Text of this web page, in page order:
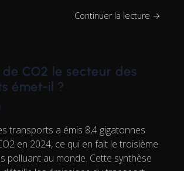
Continuer la lecture →
CO2 le secteur des
émet-il ?
transports a émis 8,4 gigatonnes
en 2024, ce qui en fait le troisième
polluant au monde. Cette synthèse